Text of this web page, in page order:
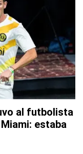
al futbolista
estaba